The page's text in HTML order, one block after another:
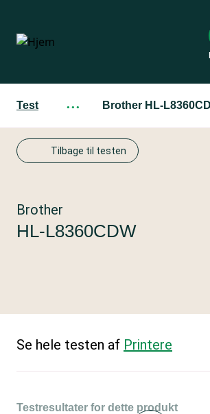
hovedindhold
Test ··· Brother HL-
Tilbage til testen
Brother
HL-L8360CDW
Se hele testen af Printere
Testresultater for dette produkt